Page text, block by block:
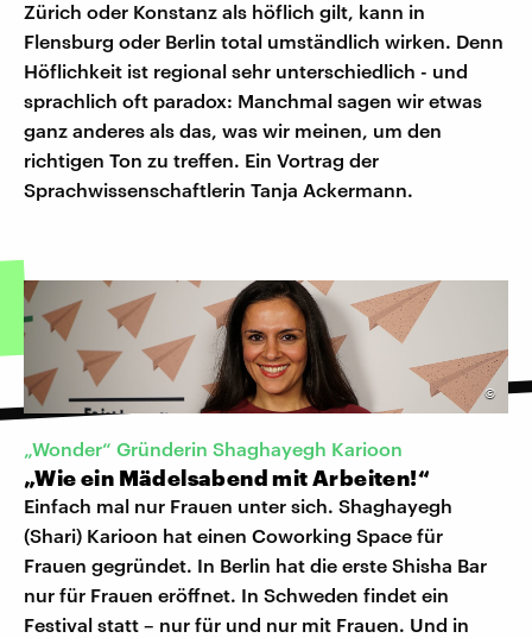
Zürich oder Konstanz als höflich gilt, kann in
Flensburg oder Berlin total umständlich wirken. Denn
Höflichkeit ist regional sehr unterschiedlich - und
sprachlich oft paradox: Manchmal sagen wir etwas
ganz anderes als das, was wir meinen, um den
richtigen Ton zu treffen. Ein Vortrag der
Sprachwissenschaftlerin Tanja Ackermann.
©
„Wonder“ Gründerin Shaghayegh Karioon
„Wie ein Mädelsabend mit Arbeiten!“
Einfach mal nur Frauen unter sich. Shaghayegh
(Shari) Karioon hat einen Coworking Space für
Frauen gegründet. In Berlin hat die erste Shisha Bar
nur für Frauen eröffnet. In Schweden findet ein
Festival statt – nur für und nur mit Frauen. Und in